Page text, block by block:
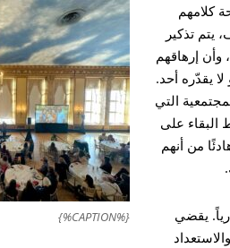
{%CAPTION%}
كلامهم
يتم تذكير
وأن إرهاقهم
يقدّره أحد.
التي
على
من أنهم
يقضي